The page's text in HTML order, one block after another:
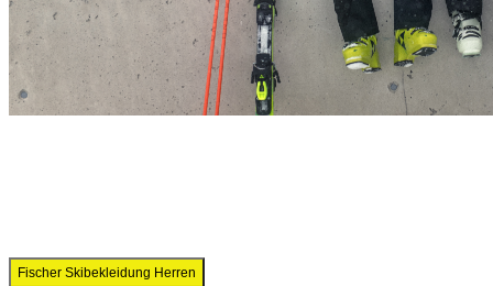
Fischer Skibekleidung Herren